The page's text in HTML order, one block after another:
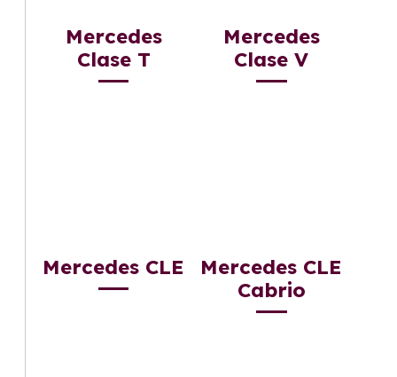
Mercedes
Clase T
Mercedes
Clase V
Mercedes CLE
Mercedes CLE
Cabrio